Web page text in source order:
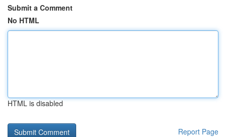
Submit a Comment
No HTML
HTML is disabled
Report Page